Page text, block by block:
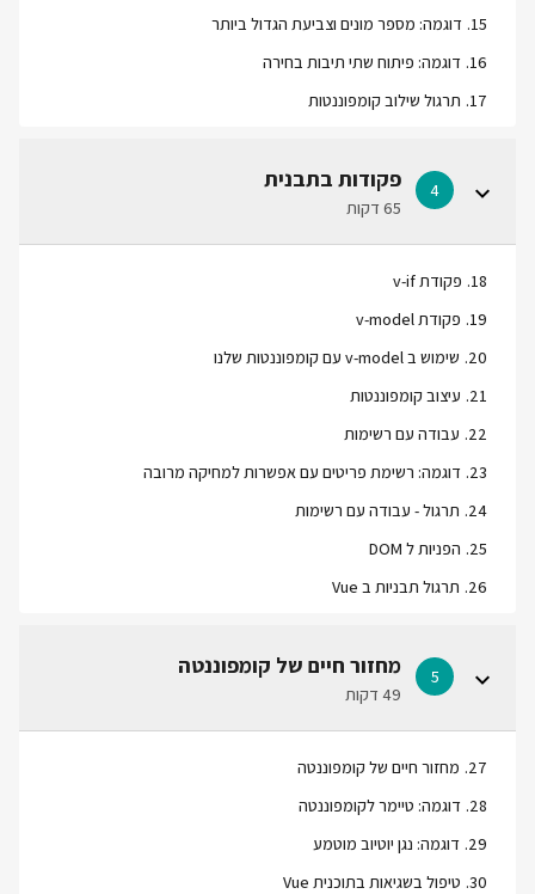
15
. דוגמה: מספר מונים וצביעת הגדול ביותר
16
. דוגמה: פיתוח שתי תיבות בחירה
17
. תרגול שילוב קומפוננטות
4 פקודות בתבנית
65 דקות
18
. פקודת v-if
19
. פקודת v-model
20
. שימוש ב v-model עם קומפוננטות שלנו
21
. עיצוב קומפוננטות
22
. עבודה עם רשימות
23
. דוגמה: רשימת פריטים עם אפשרות למחיקה מרובה
24
. תרגול - עבודה עם רשימות
25
. הפניות ל DOM
26
. תרגול תבניות ב Vue
5 מחזור חיים של קומפוננטה
49 דקות
27
. מחזור חיים של קומפוננטה
28
. דוגמה: טיימר לקומפוננטה
29
. דוגמה: נגן יוטיוב מוטמע
30
. טיפול בשגיאות בתוכנית Vue